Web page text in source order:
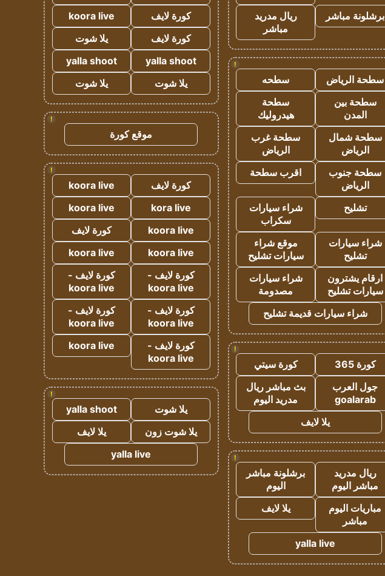
برشلونة مباشر
ريال مدريد
مباشر
!
سطحة الرياض
سطحه
سطحة بين
المدن
سطحة
هيدروليك
سطحة شمال
الرياض
سطحة غرب
الرياض
سطحة جنوب
الرياض
اقرب سطحة
تشليح
شراء سيارات
سكراب
شراء سيارات
تشليح
موقع شراء
سيارات تشليح
ارقام يشترون
سيارات تشليح
شراء سيارات
مصدومة
شراء سيارات قديمة تشليح
!
كورة 365
كورة سيتي
جول العرب
goalarab
بث مباشر ريال
مدريد اليوم
يلا لايف
!
ريال مدريد
مباشر اليوم
برشلونة مباشر
اليوم
مباريات اليوم
مباشر
يلا لايف
yalla live
كورة لايف
koora live
كورة لايف
يلا شوت
yalla shoot
yalla shoot
يلا شوت
يلا شوت
!
موقع كورة
!
كورة لايف
koora live
kora live
koora live
koora live
كورة لايف
koora live
koora live
كورة لايف -
koora live
كورة لايف -
koora live
كورة لايف -
koora live
كورة لايف -
koora live
كورة لايف -
koora live
koora live
!
يلا شوت
yalla shoot
يلا شوت زون
يلا لايف
yalla live